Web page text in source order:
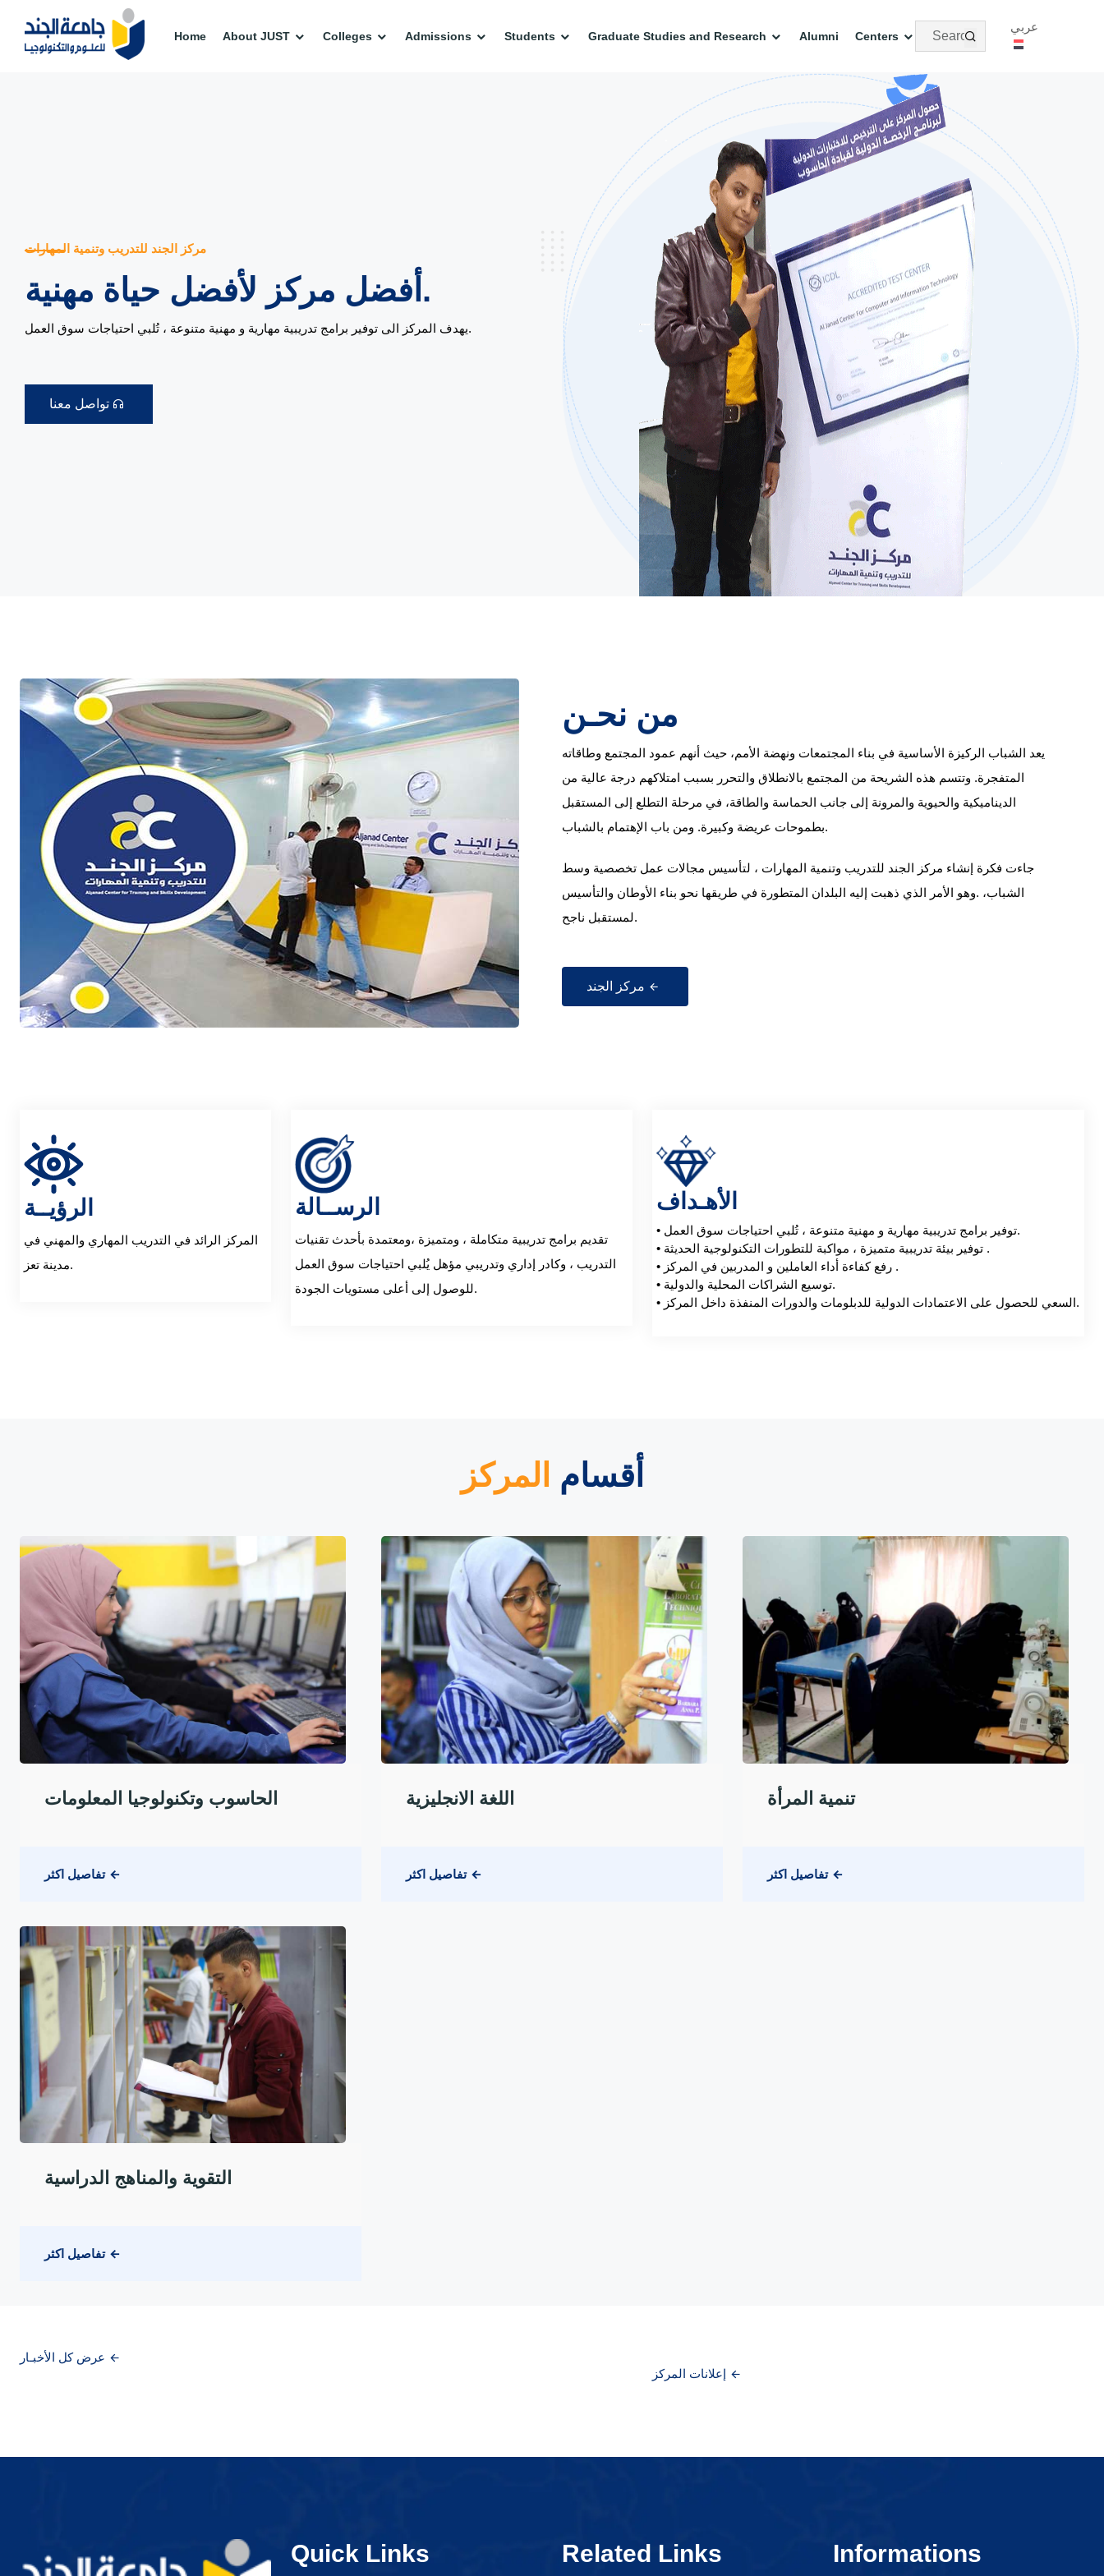
Home About JUST Colleges Admissions Students Graduate Studies and Research Alumni Centers
عربي
مركز الجند للتدريب وتنمية المهارات
أفضل مركز لأفضل حياة مهنية.
يهدف المركز الى توفير برامج تدريبية مهارية و مهنية متنوعة ، تُلبي احتياجات سوق العمل.
من نحـن
يعد الشباب الركيزة الأساسية في بناء المجتمعات ونهضة الأمم، حيث أنهم عمود المجتمع وطاقاته
المتفجرة. وتتسم هذه الشريحة من المجتمع بالانطلاق والتحرر بسبب امتلاكهم درجة عالية من
الديناميكية والحيوية والمرونة إلى جانب الحماسة والطاقة، في مرحلة التطلع إلى المستقبل
بطموحات عريضة وكبيرة. ومن باب الإهتمام بالشباب.
جاءت فكرة إنشاء مركز الجند للتدريب وتنمية المهارات ، لتأسيس مجالات عمل تخصصية وسط
الشباب، .وهو الأمر الذي ذهبت إليه البلدان المتطورة في طريقها نحو بناء الأوطان والتأسيس
لمستقبل ناجح.
الرؤيــة
المركز الرائد في التدريب المهاري والمهني في
مدينة تعز.
الرســالة
تقديم برامج تدريبية متكاملة ، ومتميزة ،ومعتمدة بأحدث تقنيات
التدريب ، وكادر إداري وتدريبي مؤهل يُلبي احتياجات سوق العمل
للوصول إلى أعلى مستويات الجودة.
الأهـداف
• توفير برامج تدريبية مهارية و مهنية متنوعة ، تُلبي احتياجات سوق العمل.
• توفير بيئة تدريبية متميزة ، مواكبة للتطورات التكنولوجية الحديثة .
• رفع كفاءة أداء العاملين و المدربين في المركز .
• توسيع الشراكات المحلية والدولية.
• السعي للحصول على الاعتمادات الدولية للدبلومات والدورات المنفذة داخل المركز.
أقسام المركز
الحاسوب وتكنولوجيا المعلومات
تفاصيل اكثر
اللغة الانجليزية
تفاصيل اكثر
تنمية المرأة
تفاصيل اكثر
التقوية والمناهج الدراسية
تفاصيل اكثر
Quick Links Related Links Informations